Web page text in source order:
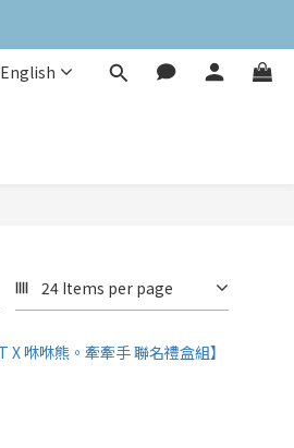
English
24 Items per page